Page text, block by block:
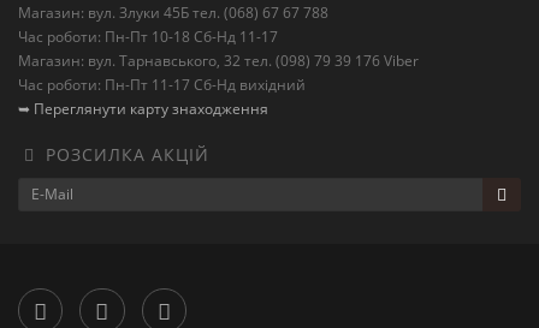
Магазин: вул. Злуки 45Б тел. (068) 67 67 788
Час роботи: Пн-Пт 10-18 Сб-Нд 11-17
Магазин: вул. Тарнавського, 32 тел. (098) 79 39 176 Viber
Час роботи: Пн-Пт 11-17 Сб-Нд вихідний
➥ Переглянути карту знаходження
РОЗСИЛКА АКЦІЙ